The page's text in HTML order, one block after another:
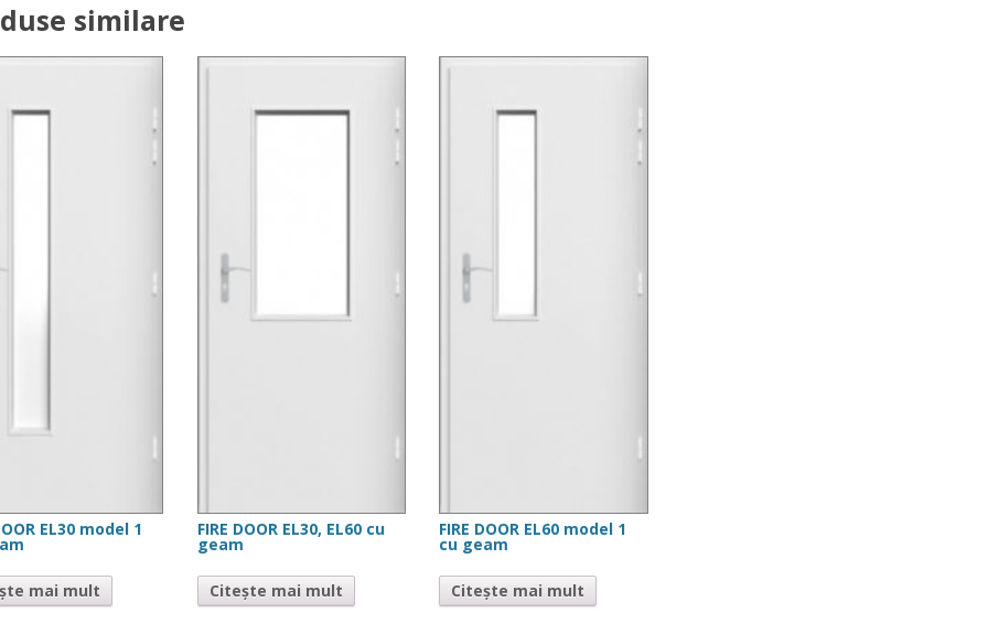
similare
EL30 model 1
mai mult
FIRE DOOR EL30, EL60 cu
geam
Citește mai mult
FIRE DOOR EL60 model 1
cu geam
Citește mai mult